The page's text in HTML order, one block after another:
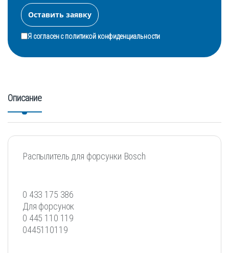
Я согласен сполитикой конфиденциальности
Описание
Распылитель для форсунки Bosch
0 433 175 386
Для форсунок
0 445 110 119
0445110119